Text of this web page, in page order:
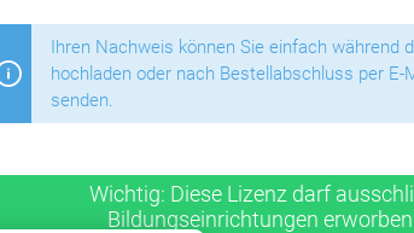
Ihren Nachweis können Sie einfach während
hochladen oder nach Bestellabschluss per E-
senden.
Wichtig: Diese Lizenz darf
Bildungseinrichtungen